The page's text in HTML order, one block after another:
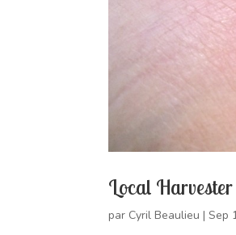
Local Harvester
par Cyril Beaulieu |Sep